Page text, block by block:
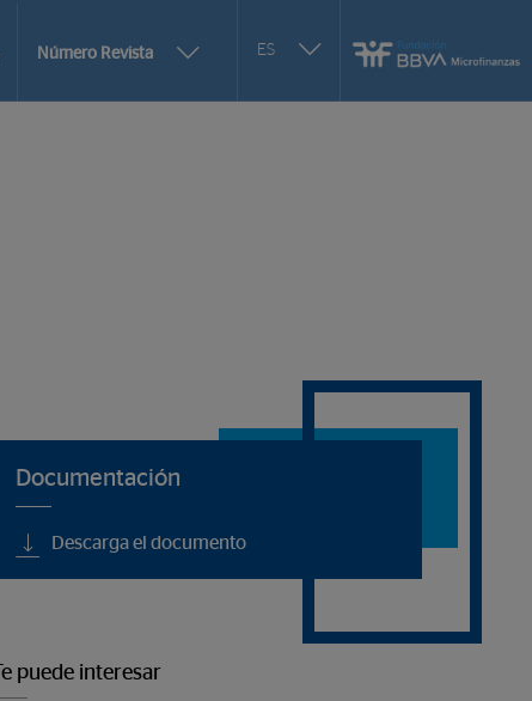
Número RevistaMás ESSeleccionar
Documentación
Descarga el documento
Te puede interesar